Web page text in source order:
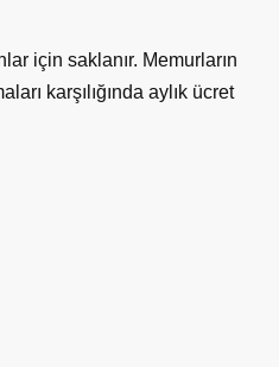
için saklanır. Memurların
karşılığında aylık ücret